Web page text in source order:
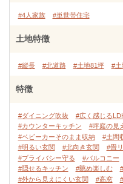
#4人家族 #単世帯住宅
土地特徴
#縦長 #北道路 #土地81坪 #土
特徴
#ダイニング吹抜 #広く感じる
#カウンターキッチン
#坪庭の見
#ベビーカーそのまま収納
#土間
#明るい玄関
#北向き玄関 #畳
#プライバシー守る
#バルコニー
#隠せるキッチン
#眺め楽しむ
#外から見えにくい玄関
#高窓